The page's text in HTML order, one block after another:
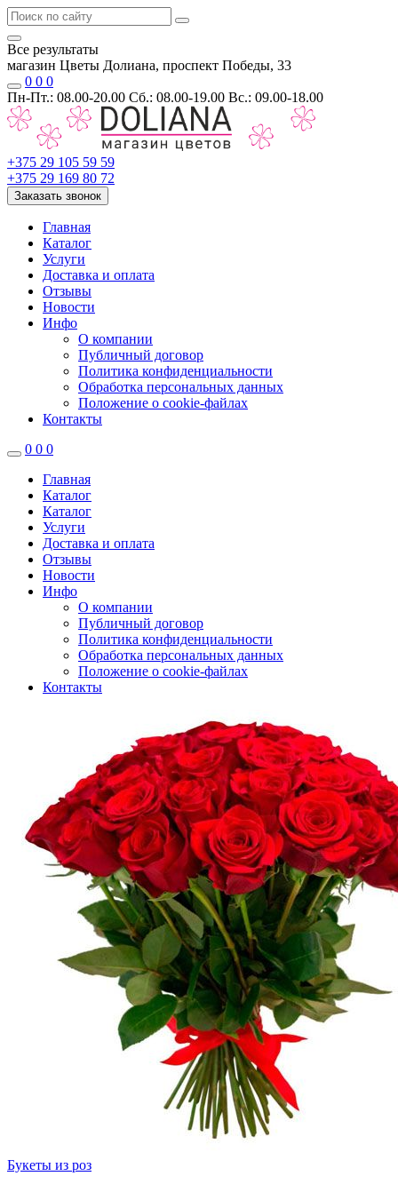
Все результаты
магазин Цветы Долиана, проспект Победы, 33
0 0 0
Пн-Пт.: 08.00-20.00 Сб.: 08.00-19.00 Вс.: 09.00-18.00
+375 29 105 59 59
+375 29 169 80 72
Заказать звонок
Главная
Каталог
Услуги
Доставка и оплата
Отзывы
Новости
Инфо
О компании
Публичный договор
Политика конфиденциальности
Обработка персональных данных
Положение о cookie-файлах
Контакты
0 0 0
Главная
Каталог
Каталог
Услуги
Доставка и оплата
Отзывы
Новости
Инфо
О компании
Публичный договор
Политика конфиденциальности
Обработка персональных данных
Положение о cookie-файлах
Контакты
Букеты из роз